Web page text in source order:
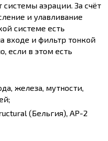
аэрации. За счёт
и улавливание
системе есть
входе и фильтр тонкой
если в этом есть
железа, мутности,
(Бельгия), AP-2